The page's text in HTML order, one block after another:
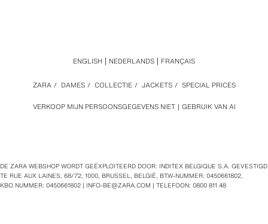
VERKOOP MIJN PERSOONSGEGEVENS NIET GEBRUIK VAN AI
ZARA / DAMES / COLLECTIE / JACKETS / SPECIAL PRICES
ENGLISH NEDERLANDS FRANÇAIS
DE ZARA WEBSHOP WORDT GEËXPLOITEERD DOOR: INDITEX BELGIQUE S.A. GEVESTIGD
TE RUE AUX LAINES, 68/72, 1000, BRUSSEL, BELGIË, BTW‑NUMMER: 0450661802,
KBO NUMMER: 0450661802 | INFO-BE@ZARA.COM | TELEFOON: 0800 811 48